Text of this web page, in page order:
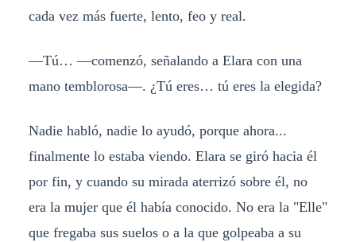
cada vez más fuerte, lento, feo y real.
—Tú… —comenzó, señalando a Elara con una
mano temblorosa—. ¿Tú eres… tú eres la elegida?
Nadie habló, nadie lo ayudó, porque ahora...
finalmente lo estaba viendo. Elara se giró hacia él
por fin, y cuando su mirada aterrizó sobre él, no
era la mujer que él había conocido. No era la "Elle"
que fregaba sus suelos o a la que golpeaba a su